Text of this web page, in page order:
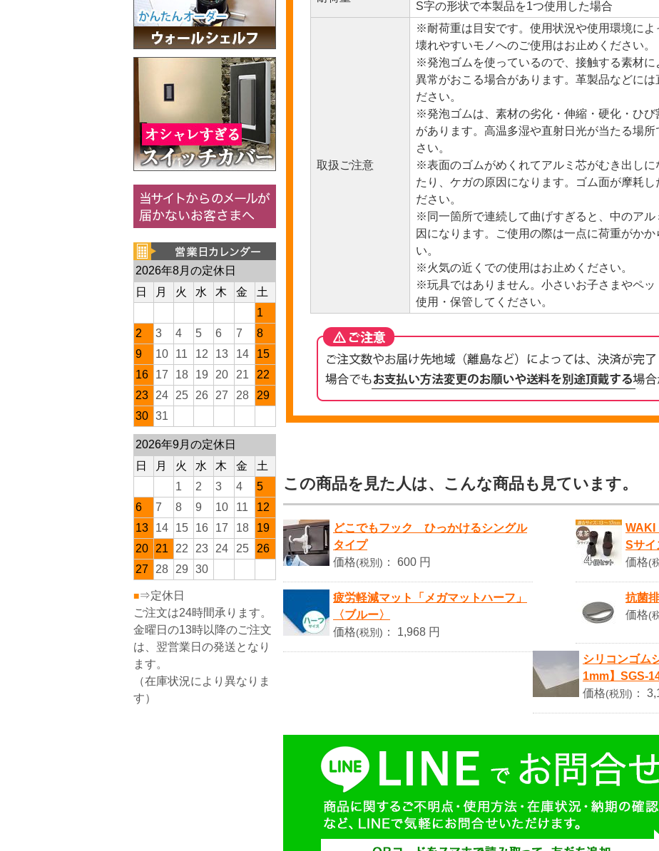
2026年8月の定休日
日
月 火 水 木 金
土
1
2
3 4 5 6 7
8
9
10 11 12 13 14
15
16
17 18 19 20 21
22
23
24 25 26 27 28
29
30 31
2026年9月の定休日
日
月 火 水 木 金
土
1
2 3 4
5
6
7 8 9 10 11
12
13
14 15 16 17 18
19
20
21 22 23 24 25
26
27
28 29 30
■⇒定休日
ご注文は24時間承ります。
金曜日の13時以降のご注文
は、翌営業日の発送となり
ます。
（在庫状況により異なりま
す）
S字の形状で本製品を1つ使用した場合
取扱ご注意
※耐荷重は目安です。使用状況や使用環境によ
壊れやすいモノへのご使用はお止めください。
※発泡ゴムを使っているので、接触する素材
異常がおこる場合があります。革製品などには
ださい。
※発泡ゴムは、素材の劣化・伸縮・硬化・ひ
があります。高温多湿や直射日光が当たる場
さい。
※表面のゴムがめくれてアルミ芯がむき出しに
たり、ケガの原因になります。ゴム面が摩耗し
ださい。
※同一箇所で連続して曲げすぎると、中のア
因になります。ご使用の際は一点に荷重がか
い。
※火気の近くでの使用はお止めください。
※玩具ではありません。小さいお子さまやペッ
使用・保管してください。
この商品を見た人は、こんな商品も見ています。
どこでもフック ひっかけるシングル
タイプ
価格(税別) ： 600 円
WAKI
Sサイ
価格(
疲労軽減マット「メガマットハーフ」
〈ブルー〉
価格(税別) ： 1,968 円
抗菌
価格(
シリコンゴム
1mm】SGS-
価格(税別) ：